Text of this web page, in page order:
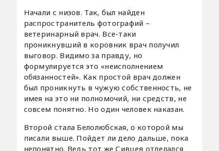
Начали с низов. Так, был найден
распространитель фотографий –
ветеринарный врач. Все-таки
проникнувший в коровник врач получил
выговор. Видимо за правду, но
формулируется это «неисполнением
обязанностей». Как простой врач должен
был проникнуть в чужую собственность, не
имея на это ни полномочий, ни средств, не
совсем понятно. Но один человек наказан.
Второй стала Белолюбская, о которой мы
писали выше. Пойдет ли дело дальше, пока
непонятно. Ведь тот же Сивцев отделался